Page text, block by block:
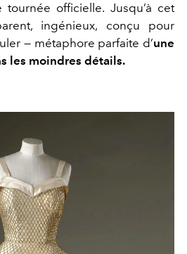
officielle. Jusqu’à cet
ingénieux, conçu pour
— métaphore parfaite d’une
les moindres détails.